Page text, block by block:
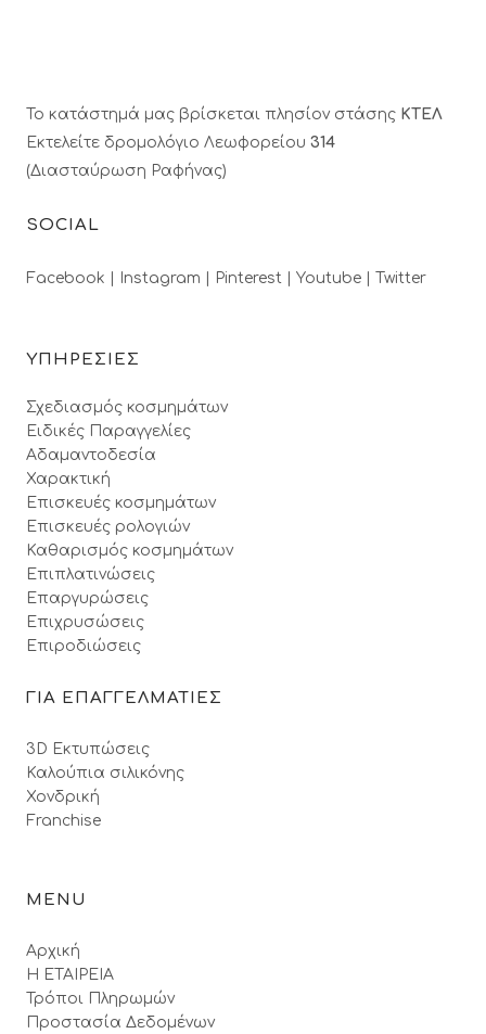
Το κατάστημά μας βρίσκεται πλησίον στάσης ΚΤΕΛ
Εκτελείτε δρομολόγιο Λεωφορείου 314
(Διασταύρωση Ραφήνας)
SOCIAL
Facebook | Instagram | Pinterest | Youtube | Twitter
ΥΠΗΡΕΣΙΕΣ
Σχεδιασμός κοσμημάτων
Ειδικές Παραγγελίες
Αδαμαντοδεσία
Χαρακτική
Επισκευές κοσμημάτων
Επισκευές ρολογιών
Καθαρισμός κοσμημάτων
Επιπλατινώσεις
Επαργυρώσεις
Επιχρυσώσεις
Επιροδιώσεις
ΓΙΑ ΕΠΑΓΓΕΛΜΑΤΙΕΣ
3D Εκτυπώσεις
Καλούπια σιλικόνης
Χονδρική
Franchise
MENU
Αρχική
Η ΕΤΑΙΡΕΙΑ
Τρόποι Πληρωμών
Προστασία Δεδομένων